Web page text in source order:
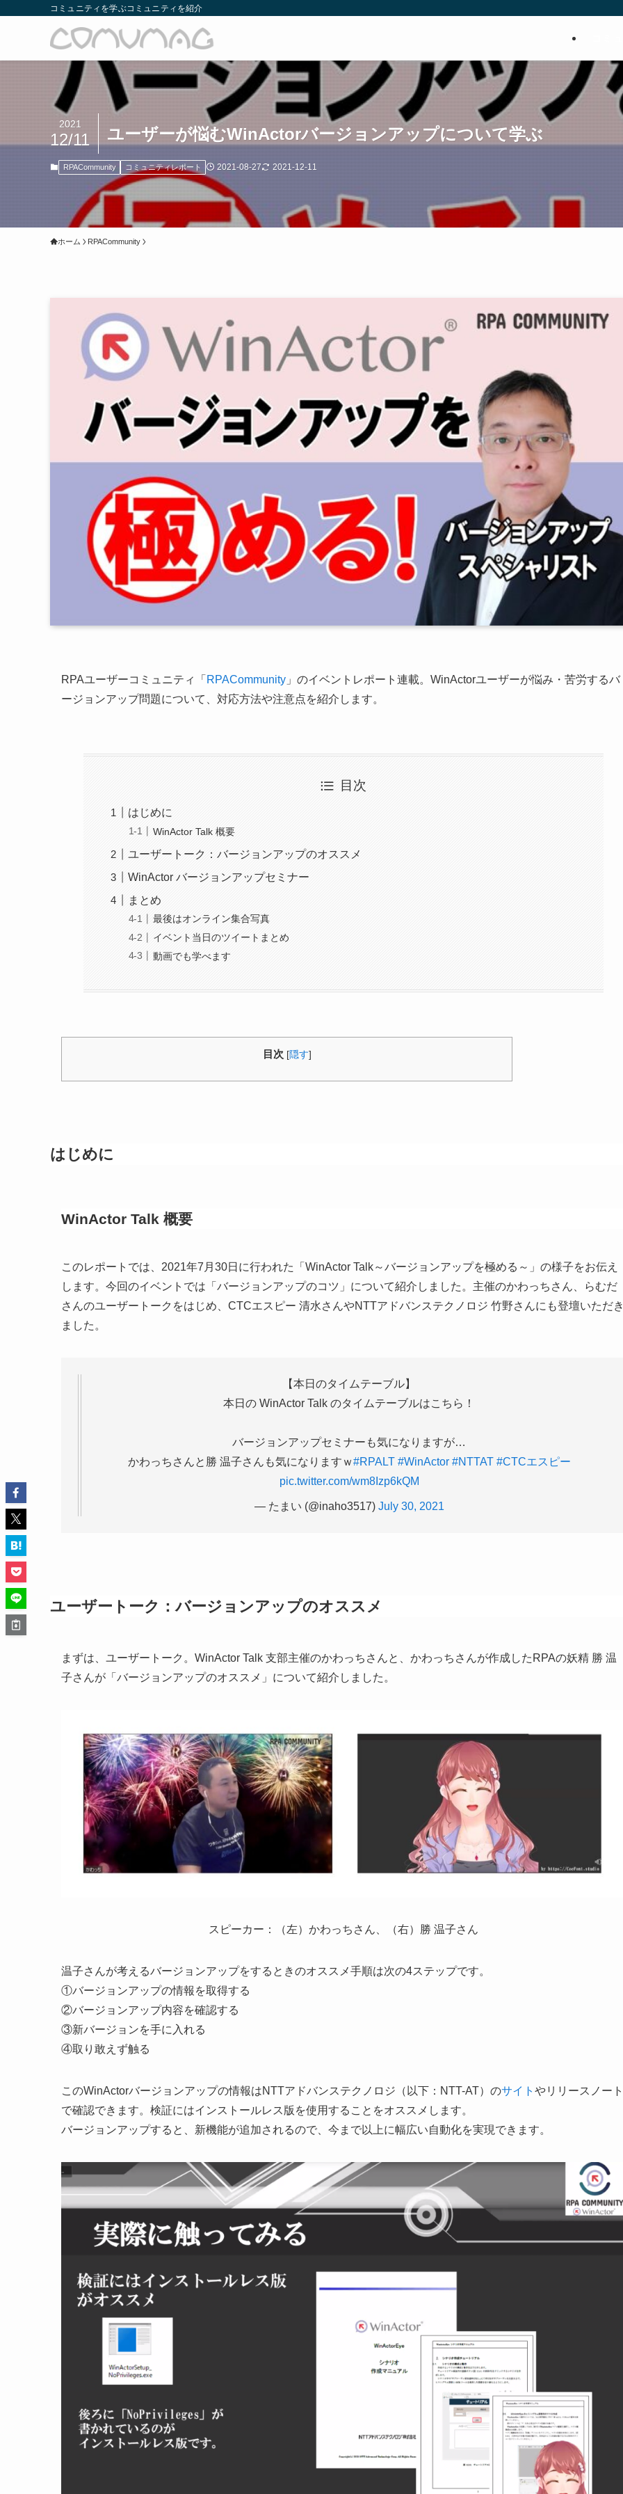
コミュニティを学ぶコミュニティを紹介
ユーザーが悩むWinActorバージョンアップについて学ぶ
2021
12/11
RPACommunity コミュニティレポート 2021-08-27 2021-12-11
ホーム RPACommunity
RPAユーザーコミュニティ「 RPACommunity 」のイベントレポート連載。WinActorユーザーが悩み・苦労するバ
ージョンアップ問題について、対応方法や注意点を紹介します。
目次
はじめに
WinActor Talk 概要
ユーザートーク：バージョンアップのオススメ
WinActor バージョンアップセミナー
まとめ
最後はオンライン集合写真
イベント当日のツイートまとめ
動画でも学べます
目次 [隠す]
はじめに
WinActor Talk 概要
このレポートでは、2021年7月30日に行われた「WinActor Talk～バージョンアップを極める～」の様子をお伝え
します。今回のイベントでは「バージョンアップのコツ」について紹介しました。主催のかわっちさん、らむだ
さんのユーザートークをはじめ、CTCエスピー 清水さんやNTTアドバンステクノロジ 竹野さんにも登壇いただ
ました。
【本日のタイムテーブル】
本日の WinActor Talk のタイムテーブルはこちら！
バージョンアップセミナーも気になりますが…
かわっちさんと勝 温子さんも気になりますｗ#RPALT #WinActor #NTTAT #CTCエスピー
pic.twitter.com/wm8Izp6kQM
— たまい (@inaho3517) July 30, 2021
ユーザートーク：バージョンアップのオススメ
まずは、ユーザートーク。WinActor Talk 支部主催のかわっちさんと、かわっちさんが作成したRPAの妖精 勝 温
子さんが「バージョンアップのオススメ」について紹介しました。
スピーカー：（左）かわっちさん、（右）勝 温子さん
温子さんが考えるバージョンアップをするときのオススメ手順は次の4ステップです。
①バージョンアップの情報を取得する
②バージョンアップ内容を確認する
③新バージョンを手に入れる
④取り敢えず触る
このWinActorバージョンアップの情報はNTTアドバンステクノロジ（以下：NTT-AT）のサイト やリリースノート
で確認できます。検証にはインストールレス版を使用することをオススメします。
バージョンアップすると、新機能が追加されるので、今まで以上に幅広い自動化を実現できます。